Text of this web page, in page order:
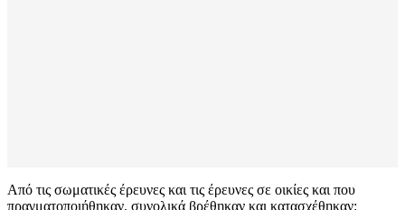
Από τις σωματικές έρευνες και τις έρευνες σε οικίες και που
πραγματοποιήθηκαν, συνολικά βρέθηκαν και κατασχέθηκαν: